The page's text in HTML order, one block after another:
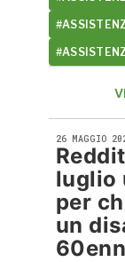
26 MAGGIO
luglio
per
un